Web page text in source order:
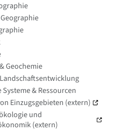
Geochemie
& Ressourcen
Einzugsgebieten (extern)
und
(extern)